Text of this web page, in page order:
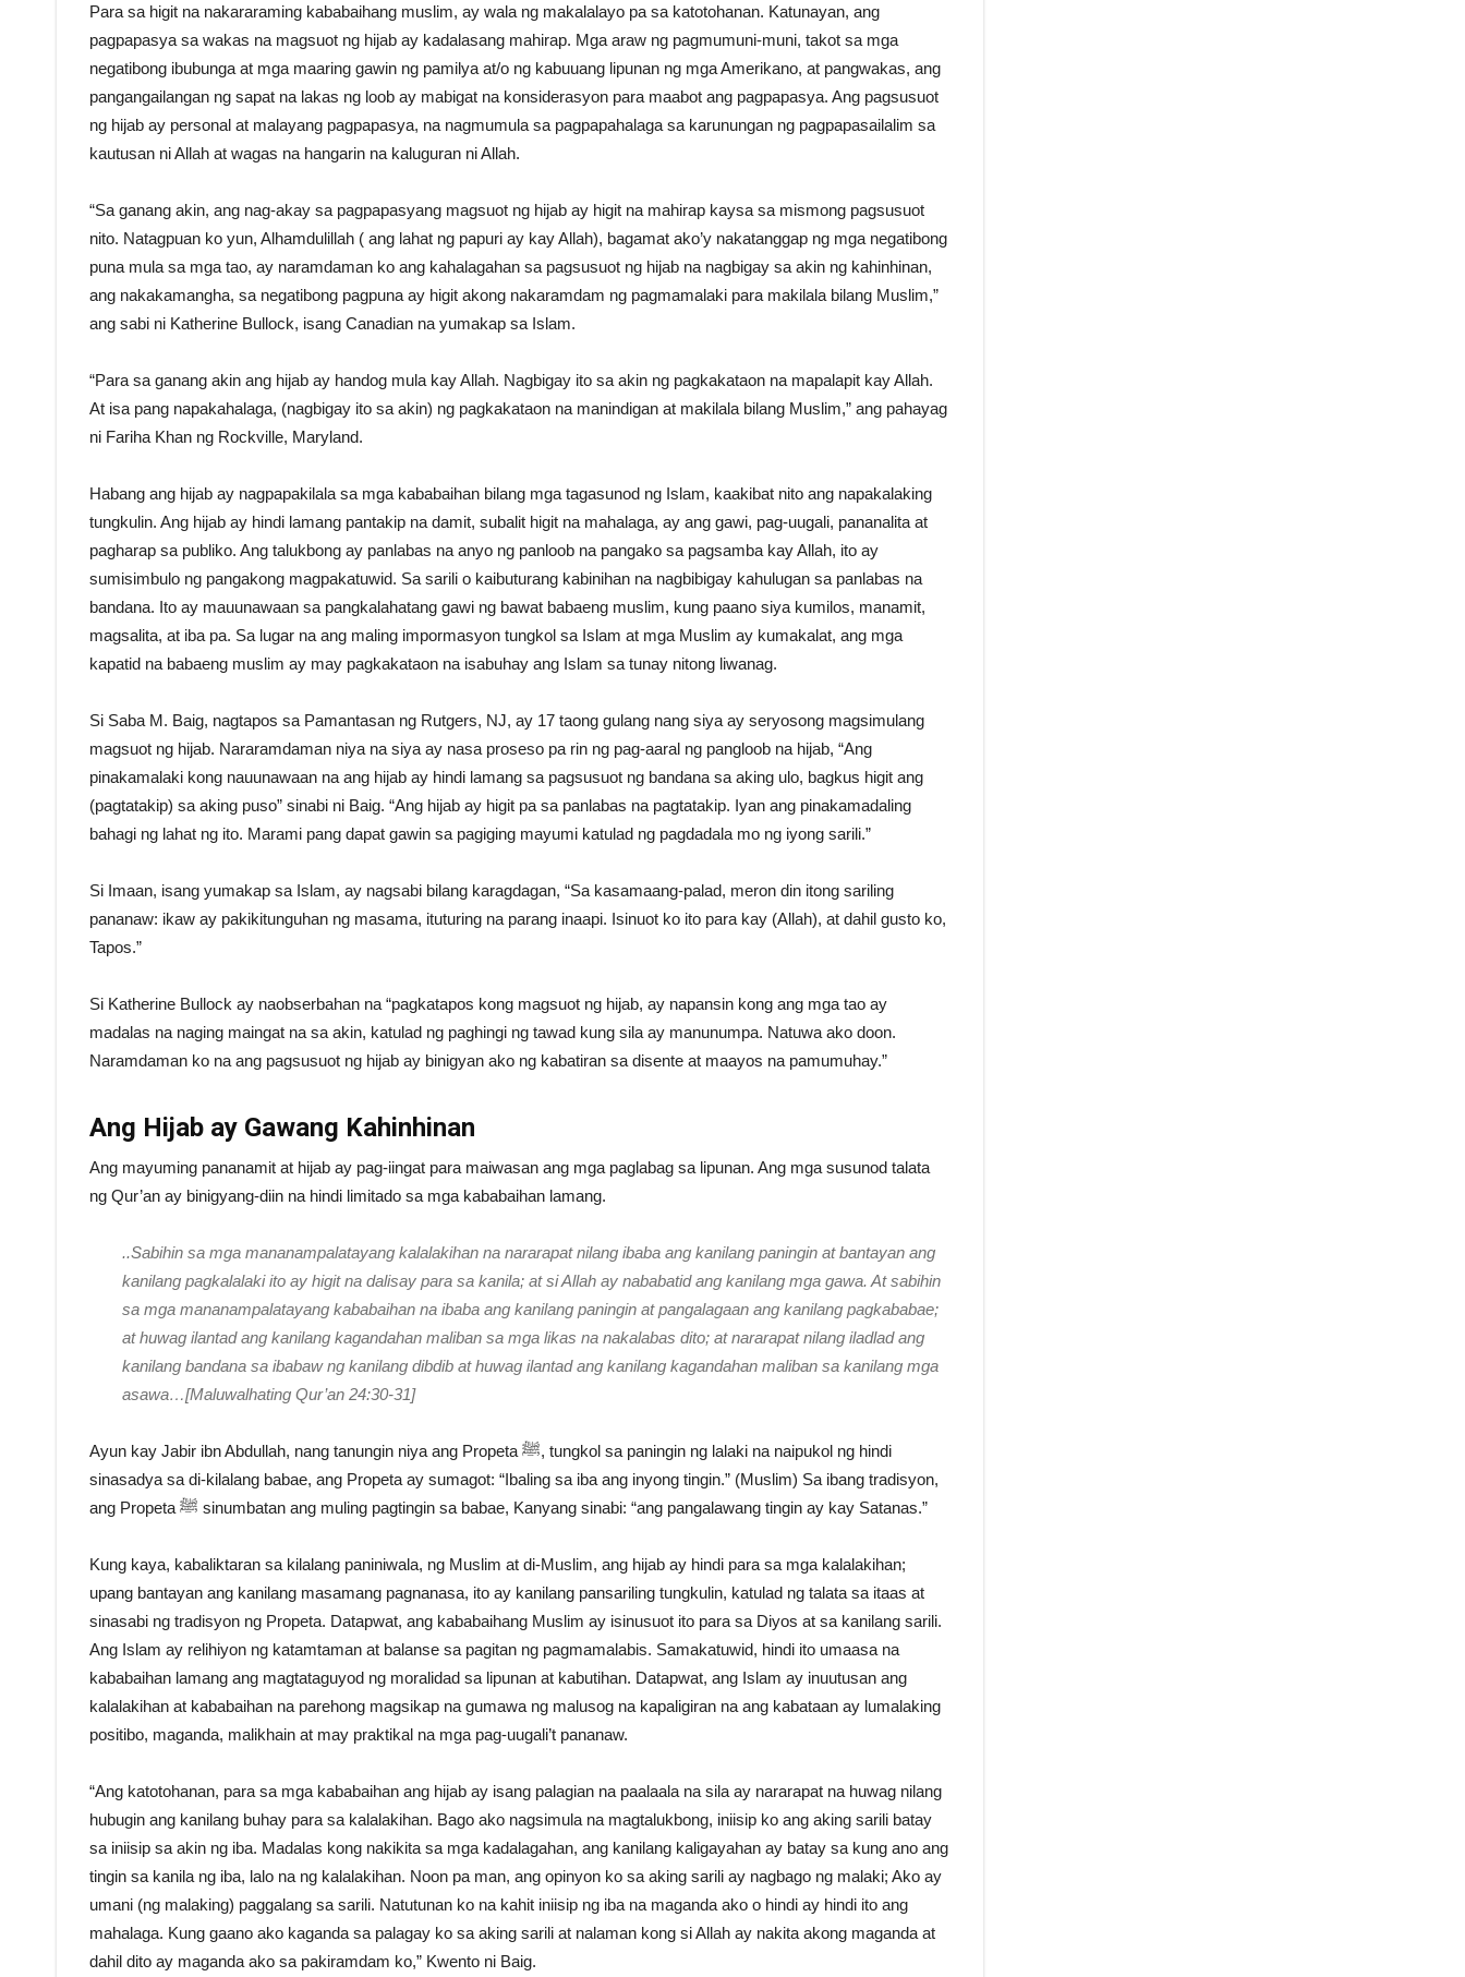
Para sa higit na nakararaming kababaihang muslim, ay wala ng makalalayo pa sa katotohanan. Katunayan, ang
pagpapasya sa wakas na magsuot ng hijab ay kadalasang mahirap. Mga araw ng pagmumuni-muni, takot sa mga
negatibong ibubunga at mga maaring gawin ng pamilya at/o ng kabuuang lipunan ng mga Amerikano, at pangwakas, ang
pangangailangan ng sapat na lakas ng loob ay mabigat na konsiderasyon para maabot ang pagpapasya. Ang pagsusuot
ng hijab ay personal at malayang pagpapasya, na nagmumula sa pagpapahalaga sa karunungan ng pagpapasailalim sa
kautusan ni Allah at wagas na hangarin na kaluguran ni Allah.
“Sa ganang akin, ang nag-akay sa pagpapasyang magsuot ng hijab ay higit na mahirap kaysa sa mismong pagsusuot
nito. Natagpuan ko yun, Alhamdulillah ( ang lahat ng papuri ay kay Allah), bagamat ako’y nakatanggap ng mga negatibong
puna mula sa mga tao, ay naramdaman ko ang kahalagahan sa pagsusuot ng hijab na nagbigay sa akin ng kahinhinan,
ang nakakamangha, sa negatibong pagpuna ay higit akong nakaramdam ng pagmamalaki para makilala bilang Muslim,”
ang sabi ni Katherine Bullock, isang Canadian na yumakap sa Islam.
“Para sa ganang akin ang hijab ay handog mula kay Allah. Nagbigay ito sa akin ng pagkakataon na mapalapit kay Allah.
At isa pang napakahalaga, (nagbigay ito sa akin) ng pagkakataon na manindigan at makilala bilang Muslim,” ang pahayag
ni Fariha Khan ng Rockville, Maryland.
Habang ang hijab ay nagpapakilala sa mga kababaihan bilang mga tagasunod ng Islam, kaakibat nito ang napakalaking
tungkulin. Ang hijab ay hindi lamang pantakip na damit, subalit higit na mahalaga, ay ang gawi, pag-uugali, pananalita at
pagharap sa publiko. Ang talukbong ay panlabas na anyo ng panloob na pangako sa pagsamba kay Allah, ito ay
sumisimbulo ng pangakong magpakatuwid. Sa sarili o kaibuturang kabinihan na nagbibigay kahulugan sa panlabas na
bandana. Ito ay mauunawaan sa pangkalahatang gawi ng bawat babaeng muslim, kung paano siya kumilos, manamit,
magsalita, at iba pa. Sa lugar na ang maling impormasyon tungkol sa Islam at mga Muslim ay kumakalat, ang mga
kapatid na babaeng muslim ay may pagkakataon na isabuhay ang Islam sa tunay nitong liwanag.
Si Saba M. Baig, nagtapos sa Pamantasan ng Rutgers, NJ, ay 17 taong gulang nang siya ay seryosong magsimulang
magsuot ng hijab. Nararamdaman niya na siya ay nasa proseso pa rin ng pag-aaral ng pangloob na hijab, “Ang
pinakamalaki kong nauunawaan na ang hijab ay hindi lamang sa pagsusuot ng bandana sa aking ulo, bagkus higit ang
(pagtatakip) sa aking puso” sinabi ni Baig. “Ang hijab ay higit pa sa panlabas na pagtatakip. Iyan ang pinakamadaling
bahagi ng lahat ng ito. Marami pang dapat gawin sa pagiging mayumi katulad ng pagdadala mo ng iyong sarili.”
Si Imaan, isang yumakap sa Islam, ay nagsabi bilang karagdagan, “Sa kasamaang-palad, meron din itong sariling
pananaw: ikaw ay pakikitunguhan ng masama, ituturing na parang inaapi. Isinuot ko ito para kay (Allah), at dahil gusto ko,
Tapos.”
Si Katherine Bullock ay naobserbahan na “pagkatapos kong magsuot ng hijab, ay napansin kong ang mga tao ay
madalas na naging maingat na sa akin, katulad ng paghingi ng tawad kung sila ay manunumpa. Natuwa ako doon.
Naramdaman ko na ang pagsusuot ng hijab ay binigyan ako ng kabatiran sa disente at maayos na pamumuhay.”
Ang Hijab ay Gawang Kahinhinan
Ang mayuming pananamit at hijab ay pag-iingat para maiwasan ang mga paglabag sa lipunan. Ang mga susunod talata
ng Qur’an ay binigyang-diin na hindi limitado sa mga kababaihan lamang.
..Sabihin sa mga mananampalatayang kalalakihan na nararapat nilang ibaba ang kanilang paningin at bantayan ang
kanilang pagkalalaki ito ay higit na dalisay para sa kanila; at si Allah ay nababatid ang kanilang mga gawa. At sabihin
sa mga mananampalatayang kababaihan na ibaba ang kanilang paningin at pangalagaan ang kanilang pagkababae;
at huwag ilantad ang kanilang kagandahan maliban sa mga likas na nakalabas dito; at nararapat nilang iladlad ang
kanilang bandana sa ibabaw ng kanilang dibdib at huwag ilantad ang kanilang kagandahan maliban sa kanilang mga
asawa…[Maluwalhating Qur’an 24:30-31]
Ayun kay Jabir ibn Abdullah, nang tanungin niya ang Propeta ﷺ, tungkol sa paningin ng lalaki na naipukol ng hindi
sinasadya sa di-kilalang babae, ang Propeta ay sumagot: “Ibaling sa iba ang inyong tingin.” (Muslim) Sa ibang tradisyon,
ang Propeta ﷺ sinumbatan ang muling pagtingin sa babae, Kanyang sinabi: “ang pangalawang tingin ay kay Satanas.”
Kung kaya, kabaliktaran sa kilalang paniniwala, ng Muslim at di-Muslim, ang hijab ay hindi para sa mga kalalakihan;
upang bantayan ang kanilang masamang pagnanasa, ito ay kanilang pansariling tungkulin, katulad ng talata sa itaas at
sinasabi ng tradisyon ng Propeta. Datapwat, ang kababaihang Muslim ay isinusuot ito para sa Diyos at sa kanilang sarili.
Ang Islam ay relihiyon ng katamtaman at balanse sa pagitan ng pagmamalabis. Samakatuwid, hindi ito umaasa na
kababaihan lamang ang magtataguyod ng moralidad sa lipunan at kabutihan. Datapwat, ang Islam ay inuutusan ang
kalalakihan at kababaihan na parehong magsikap na gumawa ng malusog na kapaligiran na ang kabataan ay lumalaking
positibo, maganda, malikhain at may praktikal na mga pag-uugali’t pananaw.
“Ang katotohanan, para sa mga kababaihan ang hijab ay isang palagian na paalaala na sila ay nararapat na huwag nilang
hubugin ang kanilang buhay para sa kalalakihan. Bago ako nagsimula na magtalukbong, iniisip ko ang aking sarili batay
sa iniisip sa akin ng iba. Madalas kong nakikita sa mga kadalagahan, ang kanilang kaligayahan ay batay sa kung ano ang
tingin sa kanila ng iba, lalo na ng kalalakihan. Noon pa man, ang opinyon ko sa aking sarili ay nagbago ng malaki; Ako ay
umani (ng malaking) paggalang sa sarili. Natutunan ko na kahit iniisip ng iba na maganda ako o hindi ay hindi ito ang
mahalaga. Kung gaano ako kaganda sa palagay ko sa aking sarili at nalaman kong si Allah ay nakita akong maganda at
dahil dito ay maganda ako sa pakiramdam ko,” Kwento ni Baig.